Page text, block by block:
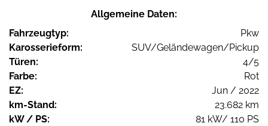
Allgemeine Daten:
Fahrzeugtyp:
Pkw
Karosserieform:
SUV/Geländewagen/Pickup
Türen:
4/5
Farbe:
Rot
EZ:
Jun / 2022
km-Stand:
23.682 km
kW / PS:
81 kW/ 110 PS